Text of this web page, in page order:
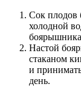
Сок плодов
холодной
Настой
стаканом
и
день.